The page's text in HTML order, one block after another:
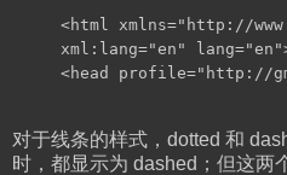
<html xmlns="http://
xml:lang="en"
<head profile="http://
对于线条的样式，dotted 和
时，都显示为 dashed；但这两